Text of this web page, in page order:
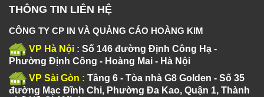
THÔNG TIN LIÊN HỆ
CÔNG TY CP IN VÀ QUẢNG CÁO HOÀNG KIM
VP Hà Nội : Số 146 đường Định Công Hạ -
Phường Định Công - Hoàng Mai - Hà Nội
VP Sài Gòn : Tầng 6 - Tòa nhà G8 Golden - Số 35
đường Mạc Đĩnh Chi, Phường Đa Kao, Quận 1, Thành